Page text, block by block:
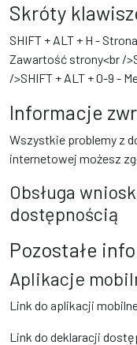
Skróty
SHIFT + ALT + H -
Zawartość strony<br /
/>SHIFT + ALT + 0-9 -
Informacje
Wszystkie problemy z
internetowej możesz
Obsługa
dostępnością
Pozostałe
Aplikacje
Link do aplikacji
Link do deklaracji